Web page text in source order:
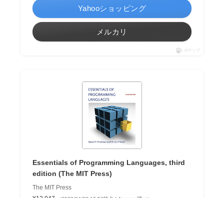
Yahooショッピング
メルカリ
ポチップ
Essentials of Programming Languages, third
edition (The MIT Press)
The MIT Press